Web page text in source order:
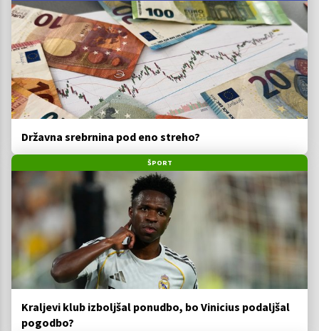
Državna srebrnina pod eno streho?
ŠPORT
Kraljevi klub izboljšal ponudbo, bo Vinicius podaljšal
pogodbo?